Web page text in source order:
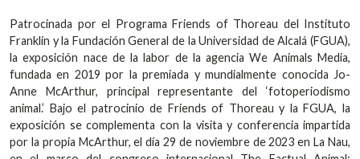
Patrocinada por el Programa Friends of Thoreau del Instituto
Franklin y la Fundación General de la Universidad de Alcalá (FGUA),
la exposición nace de la labor de la agencia We Animals Media,
fundada en 2019 por la premiada y mundialmente conocida Jo-
Anne McArthur, principal representante del ‘fotoperiodismo
animal.’ Bajo el patrocinio de Friends of Thoreau y la FGUA, la
exposición se complementa con la visita y conferencia impartida
por la propia McArthur, el día 29 de noviembre de 2023 en La Nau,